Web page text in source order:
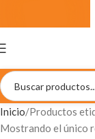
Inicio Productos
Mostrando el único